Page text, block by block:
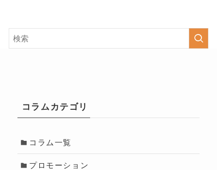
コラムカテゴリ
コラム一覧
プロモーション